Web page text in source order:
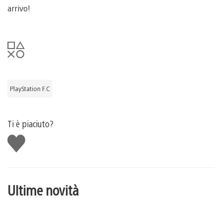
arrivo!
PlayStation F.C
Ti è piaciuto?
Mi
piace
Ultime novità